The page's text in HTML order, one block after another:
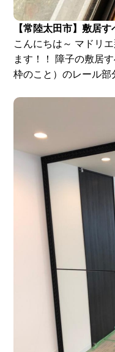
【常陸太田市】敷居
こんにちは～ マドリ
ます！！ 障子の敷居
枠のこと）のレール部